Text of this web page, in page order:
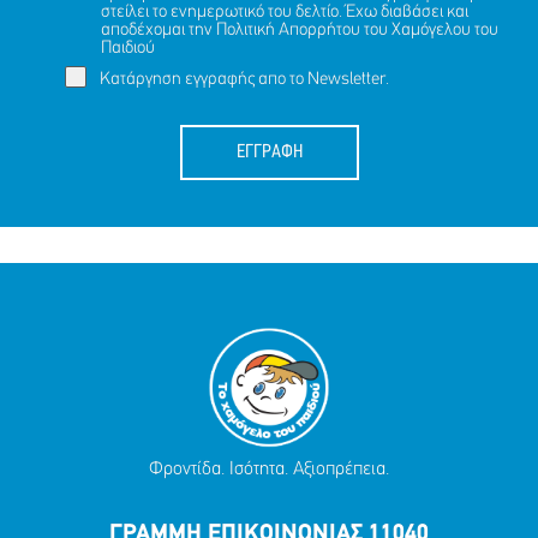
στείλει το ενημερωτικό του δελτίο. Έχω διαβάσει και
αποδέχομαι την Πολιτική Απορρήτου του Χαμόγελου του
Παιδιού
Κατάργηση εγγραφής απο το Newsletter.
ΕΓΓΡΑΦΗ
Φροντίδα. Ισότητα. Αξιοπρέπεια.